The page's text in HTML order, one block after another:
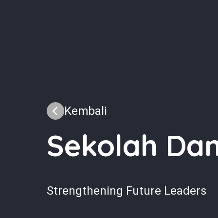
Kembali
Sekolah
Strengthening Future Leaders